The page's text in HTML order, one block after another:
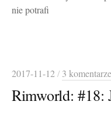
nie potrafi
2017-11-12/ 3 komentarze
Rimworld: #18: